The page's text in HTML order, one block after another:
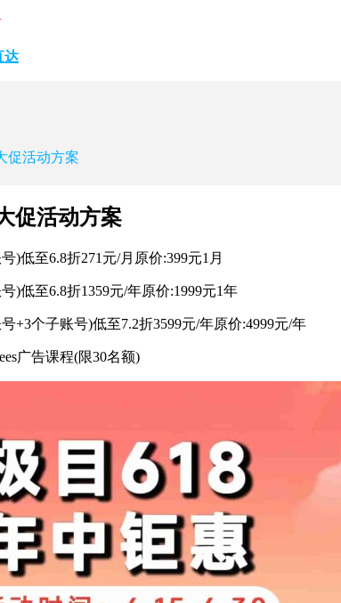
达
促活动方案
促活动方案
)低至6.8折271元/月原价:399元1月
)低至6.8折1359元/年原价:1999元1年
+3个子账号)低至7.2折3599元/年原价:4999元/年
广告课程(限30名额)